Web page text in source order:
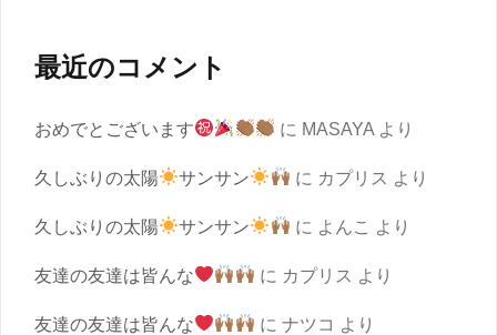
最近のコメント
おめでとございます に MASAYAより
久しぶりの太陽 サンサン に カプリス より
久しぶりの太陽 サンサン に よんこ より
友達の友達は皆んな に カプリス より
友達の友達は皆んな に ナツコ より